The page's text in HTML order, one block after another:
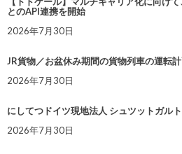
とのAPI連携を開始
2026年7月30日
JR貨物／お盆休み期間の貨物列車の運転
2026年7月30日
にしてつドイツ現地法人 シュツットガル
2026年7月30日